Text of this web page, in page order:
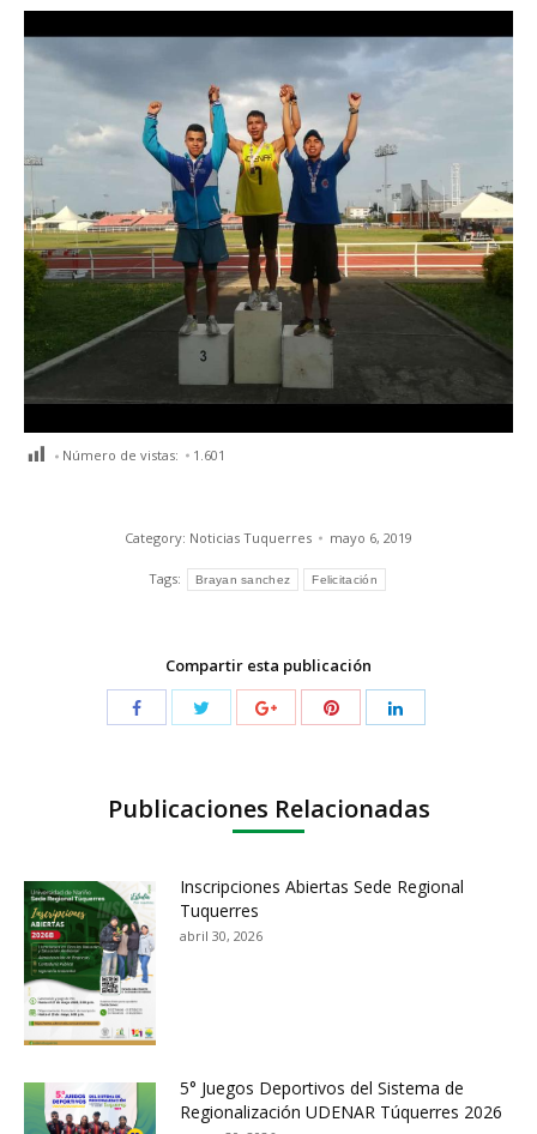
Número de vistas: 1.601
Category: Noticias Tuquerres mayo 6, 2019
Tags: Brayan sanchez Felicitación
Compartir esta publicación
Publicaciones Relacionadas
Inscripciones Abiertas Sede Regional
Tuquerres
abril 30, 2026
5° Juegos Deportivos del Sistema de
Regionalización UDENAR Túquerres 2026